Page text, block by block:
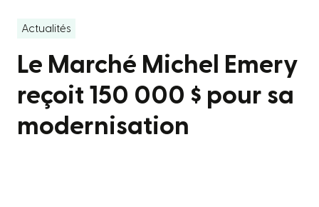
Actualités
Le Marché Michel Emery
reçoit 150 000 $ pour sa
modernisation